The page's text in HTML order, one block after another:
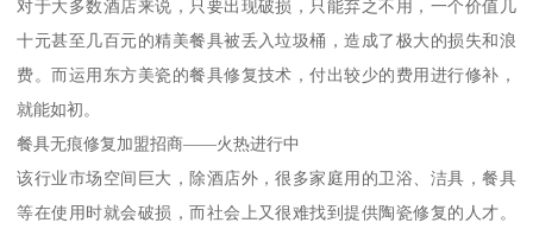
对于大多数酒店来说，只要出现破损，只能弃之不用，一个价值几
十元甚至几百元的精美餐具被丢入垃圾桶，造成了极大的损失和浪
费。而运用东方美瓷的餐具修复技术，付出较少的费用进行修补，
就能如初。
餐具无痕修复加盟招商——火热进行中
该行业市场空间巨大，除酒店外，很多家庭用的卫浴、洁具，餐具
等在使用时就会破损，而社会上又很难找到提供陶瓷修复的人才。